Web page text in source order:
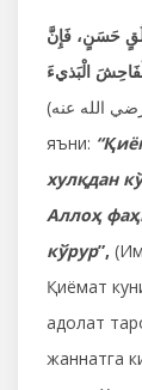
حَسَنٍ، فَإِنَّ
الْبَذيءَ
яъни:
хулқдан
Аллоҳ
кўрур”,
Қиёмат
адолат
жаннатга